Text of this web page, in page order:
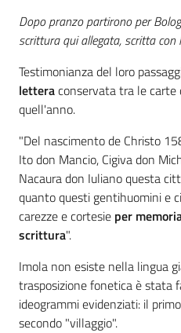
on line
Eventi
Chiedi al
bibliotecario
Avvisi
Dopo pranzo partirono per
scrittura qui allegata, scritta
Testimonianza del loro
letteraconservata tra le carte
quell'anno.
"Del nascimento de Christo
Ito don Mancio, Cigiva don
Nacaura don Iuliano questa
quanto questi gentihuomini e
carezze e cortesie per
scrittura".
Imola non esiste nella lingua
trasposizione fonetica è stata
ideogrammi evidenziati: il
secondo "villaggio".